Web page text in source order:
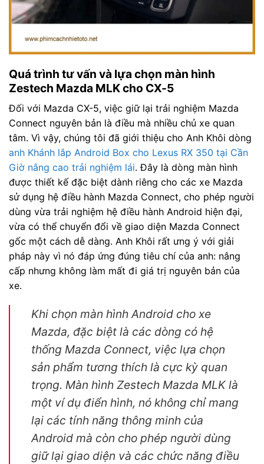
Quá trình tư vấn và lựa chọn màn hình
Zestech Mazda MLK cho CX-5
Đối với Mazda CX-5, việc giữ lại trải nghiệm Mazda
Connect nguyên bản là điều mà nhiều chủ xe quan
tâm. Vì vậy, chúng tôi đã giới thiệu cho Anh Khôi dòng
anh Khánh lắp Android Box cho Lexus RX 350 tại Cần
Giờ nâng cao trải nghiệm lái. Đây là dòng màn hình
được thiết kế đặc biệt dành riêng cho các xe Mazda
sử dụng hệ điều hành Mazda Connect, cho phép người
dùng vừa trải nghiệm hệ điều hành Android hiện đại,
vừa có thể chuyển đổi về giao diện Mazda Connect
gốc một cách dễ dàng. Anh Khôi rất ưng ý với giải
pháp này vì nó đáp ứng đúng tiêu chí của anh: nâng
cấp nhưng không làm mất đi giá trị nguyên bản của
xe.
Khi chọn màn hình Android cho xe
Mazda, đặc biệt là các dòng có hệ
thống Mazda Connect, việc lựa chọn
sản phẩm tương thích là cực kỳ quan
trọng. Màn hình Zestech Mazda MLK là
một ví dụ điển hình, nó không chỉ mang
lại các tính năng thông minh của
Android mà còn cho phép người dùng
giữ lại giao diện và các chức năng điều